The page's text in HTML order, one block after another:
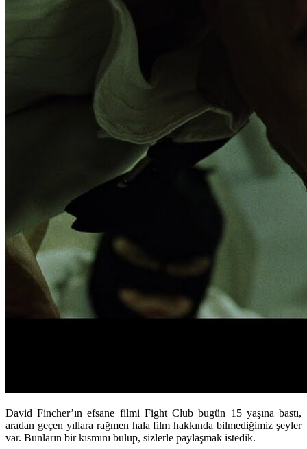
David Fincher’ın efsane filmi Fight Club bugün 15 yaşına bastı,
aradan geçen yıllara rağmen hala film hakkında bilmediğimiz şeyler
var. Bunların bir kısmını bulup, sizlerle paylaşmak istedik.